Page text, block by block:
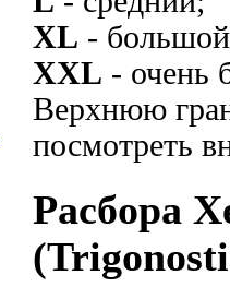
XL -
XXL - очень
Верхнюю
посмотреть
Расбора